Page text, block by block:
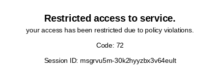
Restricted access to service.
your access has been restricted due to policy violations.
Code: 72
Session ID: msgrvu5m-30k2hyyzbx3v64eult